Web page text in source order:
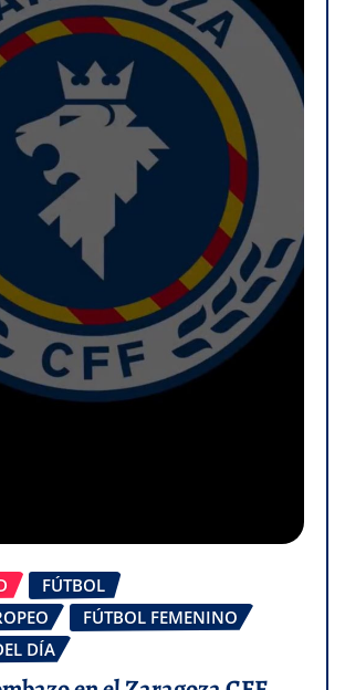
FÚTBOL
FÚTBOL FEMENINO
DÍA